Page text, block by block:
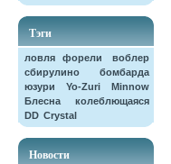
Тэги
ловля форели
воблер
сбирулино
бомбарда
юзури
Yo-Zuri
Minnow
Блесна колеблющаяся
DD Crystal
Новости
Флюрокарбоно...
Смотреть